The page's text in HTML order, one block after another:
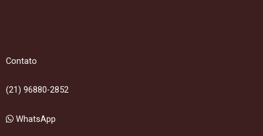
Contato
(21) 96880-2852
WhatsApp